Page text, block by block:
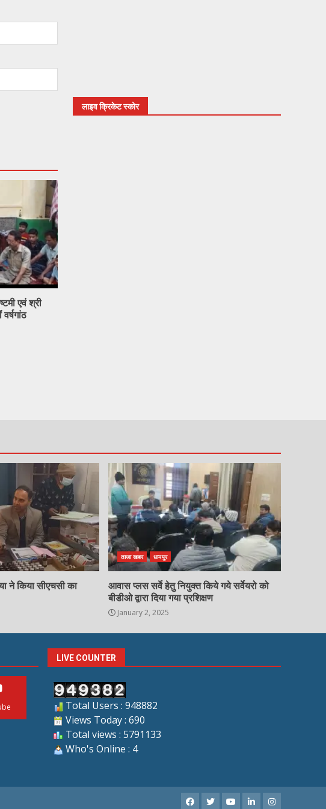
एवं श्री
लाइव क्रिकेट स्कोर
ने किया सीएचसी का
ताजा खबर धामपुर
आवास प्लस सर्वे हेतु नियुक्त किये गये सर्वेयरो को
बीडीओ द्वारा दिया गया प्रशिक्षण
January 2, 2025
LIVE COUNTER
Total Users : 948882
Views Today : 690
Total views : 5791133
Who's Online : 4
Facebook
X YoutubeLinkedInInstagram